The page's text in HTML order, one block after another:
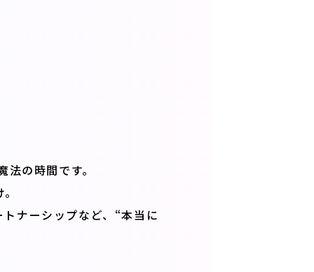
の時間です。
ナーシップなど、“本当に